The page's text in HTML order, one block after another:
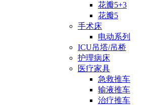
花瓣5+3
花瓣5
手术床
电动系列
ICU吊塔/吊桥
护理病床
医疗家具
急救推车
输液推车
治疗推车